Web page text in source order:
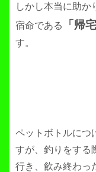
しかし本当に助か
宿命である
「帰
す。
ペットボトルにつ
すが、釣りをする
行き、飲み終わっ